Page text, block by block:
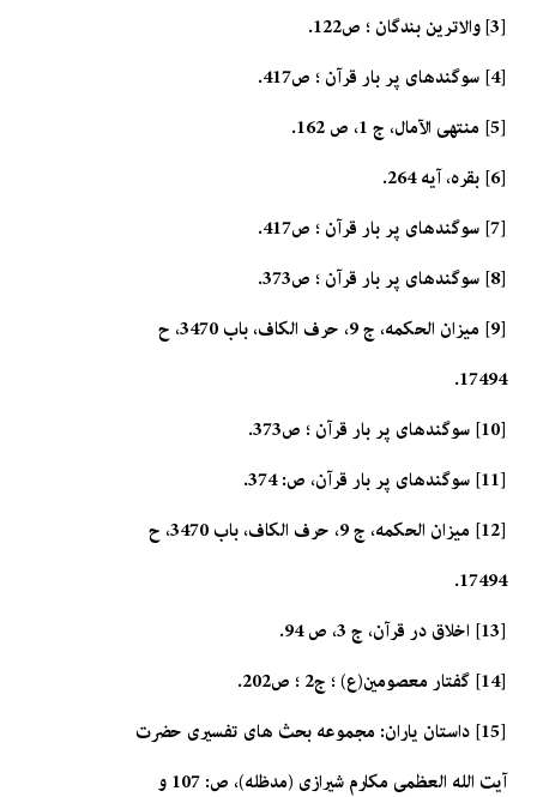
[3] والاترين بندگان ؛ ص122.
[4] سوگندهاى پر بار قرآن ؛ ص417.
[5] منتهى الآمال، ج 1، ص 162.
[6] بقره، آيه 264.
[7] سوگندهاى پر بار قرآن ؛ ص417.
[8] سوگندهاى پر بار قرآن ؛ ص373.
[9] ميزان الحكمه، ج 9، حرف الكاف، باب 3470، ح
17494.
[10] سوگندهاى پر بار قرآن ؛ ص373.
[11] سوگندهاى پر بار قرآن، ص: 374.
[12] ميزان الحكمه، ج 9، حرف الكاف، باب 3470، ح
17494.
[13] اخلاق در قرآن، ج 3، ص 94.
[14] گفتار معصومين(ع) ؛ ج‏2 ؛ ص202.
[15] داستان ياران: مجموعه بحث هاى تفسيرى حضرت
آيت الله العظمى مكارم شيرازى (مدظله)، ص: 107 و